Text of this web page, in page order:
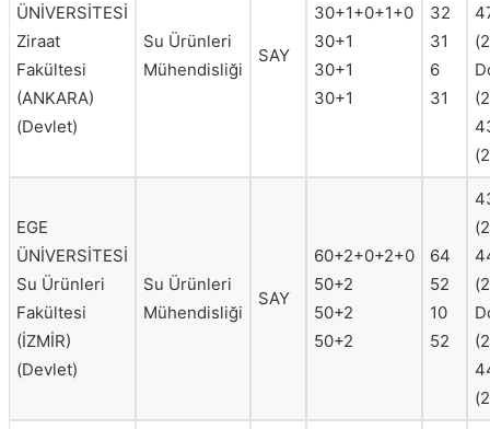
ÜNİVERSİTESİ
Ziraat
Fakültesi
(ANKARA)
(Devlet)
Su Ürünleri
Mühendisliği
SAY
30+1+0+1+0
30+1
30+1
30+1
32
31
6
31
EGE
ÜNİVERSİTESİ
Su Ürünleri
Fakültesi
(İZMİR)
(Devlet)
Su Ürünleri
Mühendisliği
SAY
60+2+0+2+0
50+2
50+2
50+2
64
52
10
52